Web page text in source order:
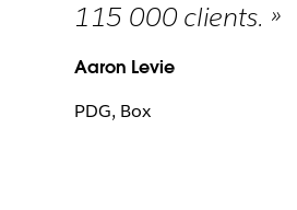
115 000 clients. »
Aaron Levie
PDG, Box